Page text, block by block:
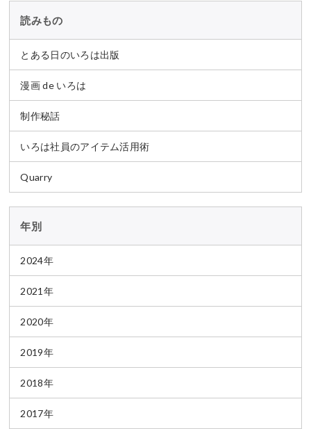
読みもの
とある日のいろは出版
漫画 de いろは
制作秘話
いろは社員のアイテム活用術
Quarry
年別
2024年
2021年
2020年
2019年
2018年
2017年